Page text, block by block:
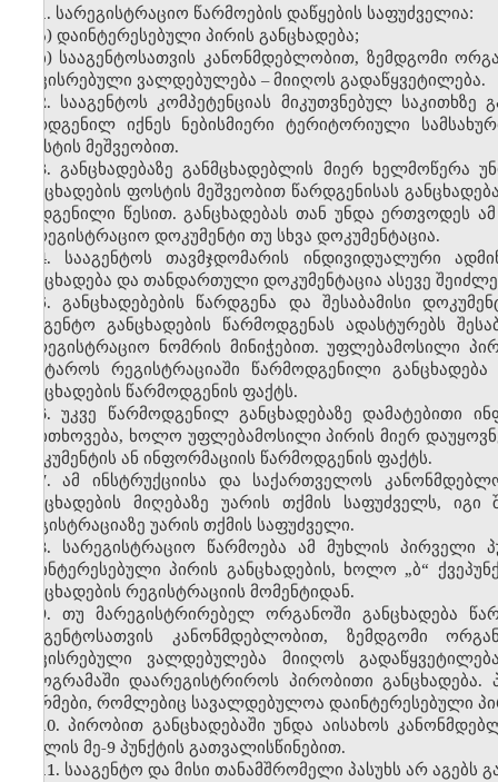
1. სარეგისტრაციო წარმოების დაწყების საფუძველია:
ა) დაინტერესებული პირის განცხადება;
ბ) სააგენტოსათვის კანონმდებლობით, ზემდგომი
დაკისრებული ვალდებულება – მიიღოს გადაწყვეტილება.
2. სააგენტოს კომპეტენციას მიკუთვნებულ
წარდგენილ იქნეს ნებისმიერი ტერიტორიული
ფოსტის მეშვეობით.
3. განცხადებაზე განმცხადებლის მიერ
განცხადების ფოსტის მეშვეობით წარდგენისას
დადგენილი წესით. განცხადებას თან უნდა ერთვოდეს
სარეგისტრაციო დოკუმენტი თუ სხვა დოკუმენტაცია.
4. სააგენტოს თავმჯდომარის ინდივიდუალური
განცხადება და თანდართული დოკუმენტაცია ასევე
5. განცხადებების წარდგენა და შესაბამისი
სააგენტო განცხადების წარმოდგენას ადასტურებს
სარეგისტრაციო ნომრის მინიჭებით. უფლებამოსილი
გაატაროს რეგისტრაციაში წარმოდგენილი
განცხადების წარმოდგენის ფაქტს.
6. უკვე წარმოდგენილ განცხადებაზე დამატებითი
მოითხოვება, ხოლო უფლებამოსილი პირის მიერ
დოკუმენტის ან ინფორმაციის წარმოდგენის ფაქტს.
7. ამ ინსტრუქციისა და საქართველოს
განცხადების მიღებაზე უარის თქმის საფუძველს,
რეგისტრაციაზე უარის თქმის საფუძველი.
8. სარეგისტრაციო წარმოება ამ მუხლის პირველი
დაინტერესებული პირის განცხადების, ხოლო „ბ“
განცხადების რეგისტრაციის მომენტიდან.
9. თუ მარეგისტრირებელ ორგანოში განცხადება
სააგენტოსათვის კანონმდებლობით, ზემდგომი
დაკისრებული ვალდებულება მიიღოს
პროგრამაში დაარეგისტრიროს პირობითი
ნორმები, რომლებიც სავალდებულოა დაინტერესებული
10. პირობით განცხადებაში უნდა აისახოს
მუხლის მე-9 პუნქტის გათვალისწინებით.
11. სააგენტო და მისი თანამშრომელი პასუხს არ